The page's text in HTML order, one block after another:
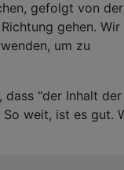
gefolgt von der
gehen. Wir
um zu
dass "der Inhalt der
So weit, ist es gut.